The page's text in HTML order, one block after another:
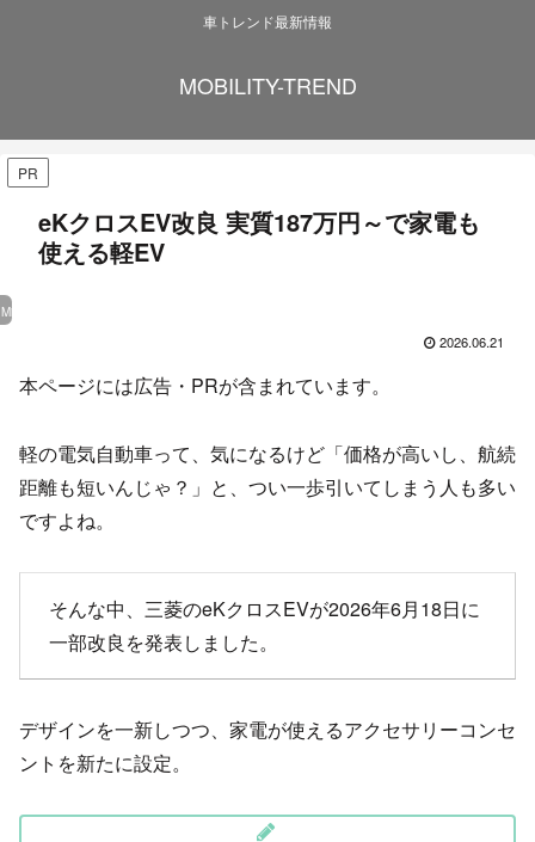
車トレンド最新情報
MOBILITY-TREND
PR
eKクロスEV改良 実質187万円～で家電も
使える軽EV
Mitsubishi
2026.06.21
本ページには広告・PRが含まれています。
軽の電気自動車って、気になるけど「価格が高いし、航続
距離も短いんじゃ？」と、つい一歩引いてしまう人も多い
ですよね。
そんな中、三菱のeKクロスEVが2026年6月18日に
一部改良を発表しました。
デザインを一新しつつ、家電が使えるアクセサリーコンセ
ントを新たに設定。